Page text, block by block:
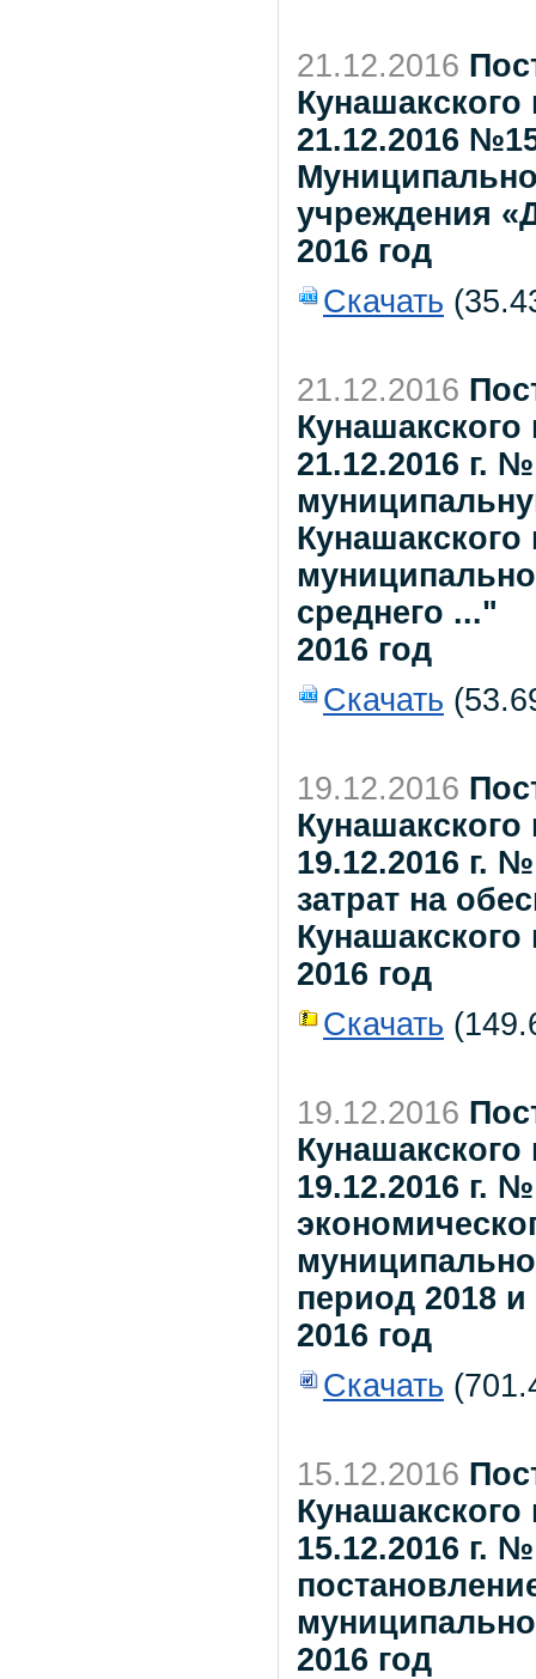
21.12.2016
21.12.2016
учреждения
2016 год
Скачать
21.12.2016
21.12.2016 г.
среднего ..."
2016 год
Скачать
19.12.2016
19.12.2016 г.
затрат на
2016 год
Скачать
19.12.2016
19.12.2016 г.
период 2018
2016 год
Скачать
15.12.2016
15.12.2016 г.
2016 год